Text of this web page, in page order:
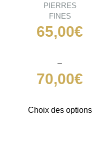
PIERRES
FINES
65,00€
–
70,00€
Plage
Choix des optionsCe